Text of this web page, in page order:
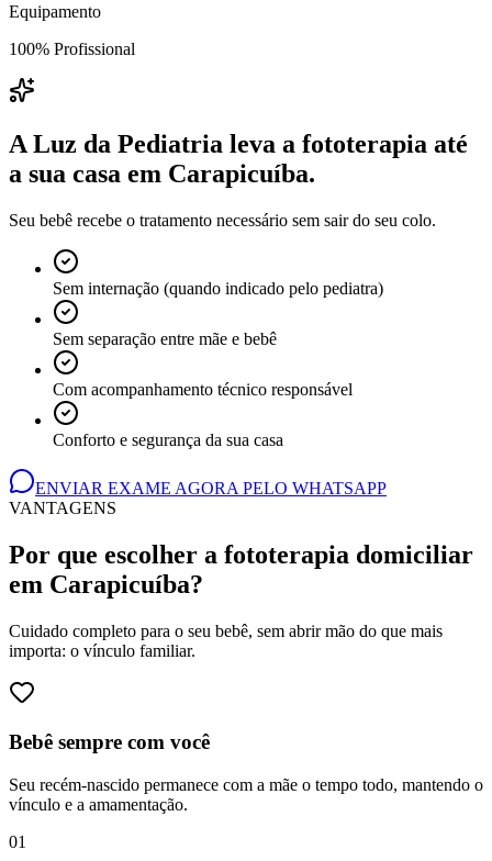
Equipamento
100% Profissional
A Luz da Pediatria leva a fototerapia até
a sua casa em Carapicuíba.
Seu bebê recebe o tratamento necessário sem sair do seu colo.
Sem internação (quando indicado pelo pediatra)
Sem separação entre mãe e bebê
Com acompanhamento técnico responsável
Conforto e segurança da sua casa
ENVIAR EXAME AGORA PELO WHATSAPP
VANTAGENS
Por que escolher a fototerapia domiciliar
em Carapicuíba?
Cuidado completo para o seu bebê, sem abrir mão do que mais
importa: o vínculo familiar.
Bebê sempre com você
Seu recém-nascido permanece com a mãe o tempo todo, mantendo o
vínculo e a amamentação.
01